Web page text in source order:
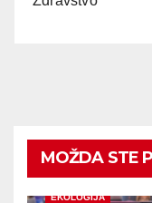
MOŽDA STE
EKOLOGIJA